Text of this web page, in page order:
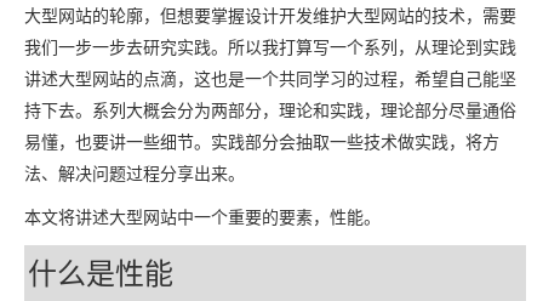
大型网站的轮廓，但想要掌握设计开发维护大型网站的技术，需要
我们一步一步去研究实践。所以我打算写一个系列，从理论到实践
讲述大型网站的点滴，这也是一个共同学习的过程，希望自己能坚
持下去。系列大概会分为两部分，理论和实践，理论部分尽量通俗
易懂，也要讲一些细节。实践部分会抽取一些技术做实践，将方
法、解决问题过程分享出来。
本文将讲述大型网站中一个重要的要素，性能。
什么是性能